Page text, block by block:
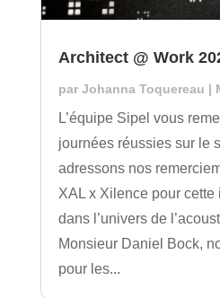
Architect @ Work
par Johanna Toquereau |
L’équipe Sipel vous
journées réussies sur le
adressons nos
XAL x Xilence pour
dans l’univers de
Monsieur Daniel Bock,
pour les...